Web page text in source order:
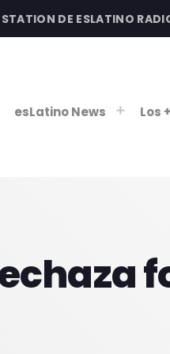
DE ESLATINO
esLatino News Los